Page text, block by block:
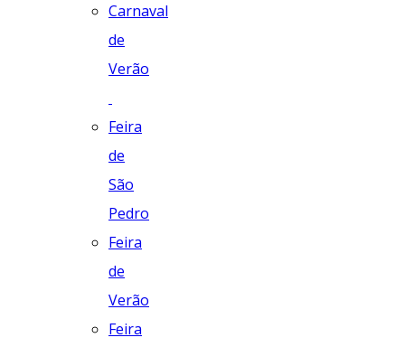
Carnaval
de
Verão
Feira
de
São
Pedro
Feira
de
Verão
Feira